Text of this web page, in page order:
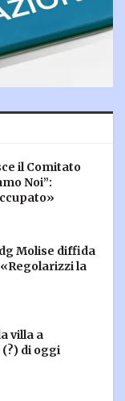
il Comitato
Noi”:
Molise diffida
la
villa a
di oggi